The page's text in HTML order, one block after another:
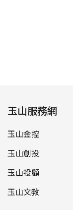
玉山服務網
玉山金控
玉山創投
玉山投顧
玉山文教